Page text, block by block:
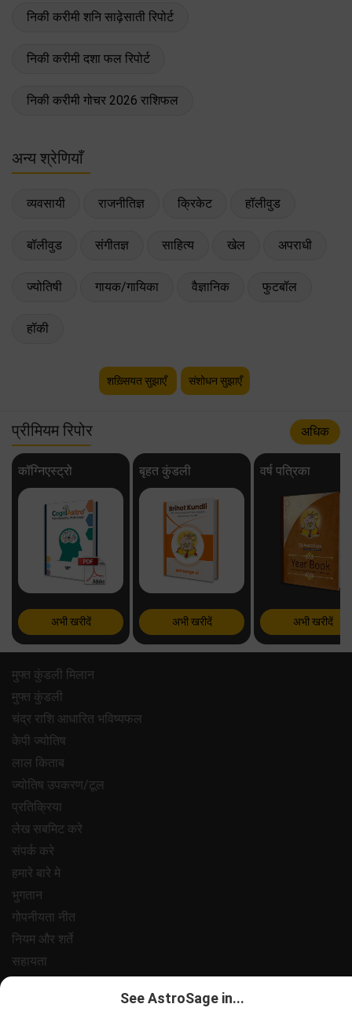
निकी करीमी शनि साढ़ेसाती रिपोर्ट
निकी करीमी दशा फल रिपोर्ट
निकी करीमी गोचर 2026 राशिफल
अन्य श्रेणियाँ
व्यवसायी राजनीतिज्ञ क्रिकेट हॉलीवुड
बॉलीवुड संगीतज्ञ साहित्य खेल अपराधी
ज्योतिषी गायक/गायिका वैज्ञानिक फुटबॉल
हॉकी
शख़्सियत सुझाएँ संशोधन सुझाएँ
प्रीमियम रिपोर अधिक
कॉग्निएस्ट्रो
अभी खरीदें
बृहत कुंडली
अभी खरीदें
वर्ष पत्रिका
अभी खरीदें
मुफ्त कुंडली मिलान
मुफ्त कुंडली
चंद्र राशि आधारित भविष्यफल
केपी ज्योतिष
लाल किताब
ज्योतिष उपकरण/टूल
प्रतिक्रिया
लेख सबमिट करे
संपर्क करे
हमारे बारे मे
भुगतान
गोपनीयता नीत
नियम और शर्ते
सहायता
See AstroSage in...